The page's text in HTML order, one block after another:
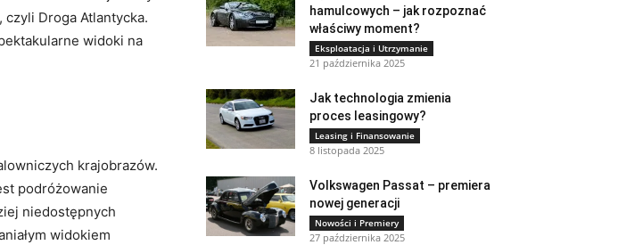
, czyli Droga Atlantycka.
widoki na
krajobrazów.
podróżowanie
niedostępnych
widokiem
hamulcowych – jak rozpoznać
właściwy moment?
Eksploatacja i Utrzymanie
21 października 2025
Jak technologia zmienia
proces leasingowy?
Leasing i Finansowanie
8 listopada 2025
Volkswagen Passat – premiera
nowej generacji
Nowości i Premiery
27 października 2025